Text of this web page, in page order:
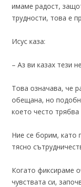
имаме радост,
трудности, това е
Исус каза:
– Аз ви казах тези
Това означава, че
обещана, но
което често
Ние се борим, като
тясно
Когато фиксираме
чувствата си,